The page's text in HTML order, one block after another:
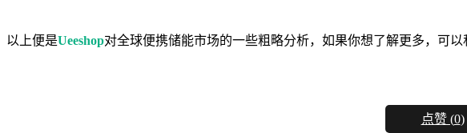
以上便是Ueeshop对全球便携储能市场的一些粗略分析，如果你想了解更多，可以
点赞 (0)